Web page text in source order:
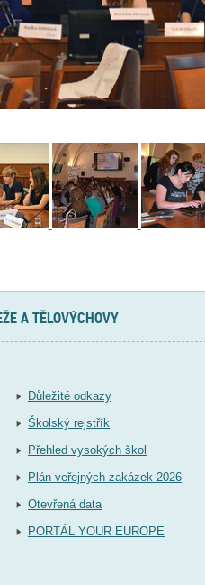
A TĚLOVÝCHOVY
Důležité odkazy
Školský rejstřík
Přehled vysokých škol
Plán veřejných zakázek 2026
Otevřená data
PORTÁL YOUR EUROPE